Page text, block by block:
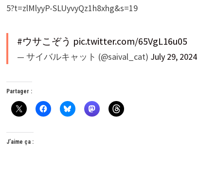
5?t=zlMlyyP-SLUyvyQz1h8xhg&s=19
#ウサこぞう pic.twitter.com/65VgL16u05
— サイバルキャット (@saival_cat) July 29, 2024
Partager :
J’aime ça :